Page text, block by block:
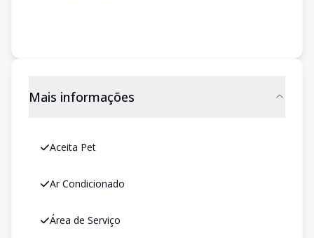
Mais informações
Aceita Pet
Ar Condicionado
Área de Serviço